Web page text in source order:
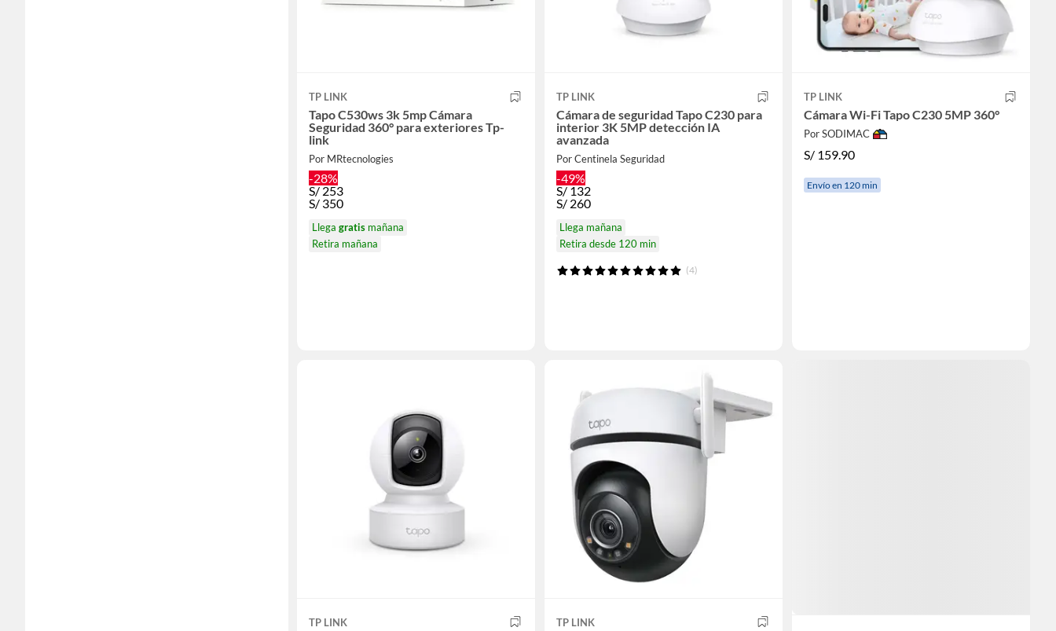
TP LINK
Tapo C530ws 3k 5mp Cámara
Seguridad 360° para exteriores Tp-
link
Por MRtecnologies
-28%
S/253
S/ 350
Llegagratis mañana
Retira mañana
TP LINK
Cámara de seguridad Tapo C230 para
interior 3K 5MP detección IA
avanzada
Por Centinela Seguridad
-49%
S/132
S/ 260
Llega mañana
Retira desde 120 min
(4)
TP LINK
Cámara Wi-Fi Tapo C230 5MP 360°
Por SODIMAC
S/ 159.90
Envío en 120 min
TP LINK TP LINK